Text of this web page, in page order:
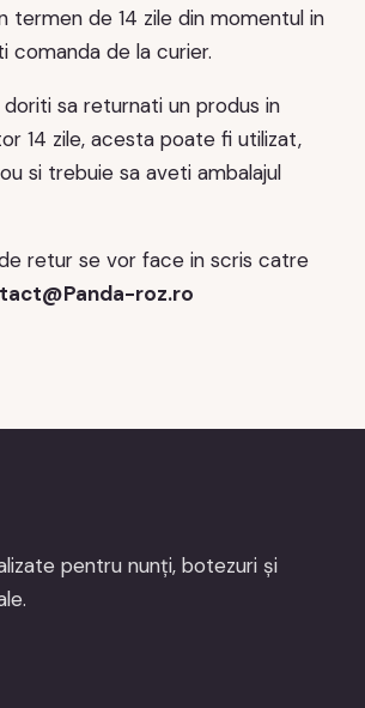
termen de 14 zile din momentul in
comanda de la curier.
sa returnati un produs in
14 zile, acesta poate fi utilizat,
si trebuie sa aveti ambalajul
retur se vor face in scris catre
roz.ro
pentru nunți, botezuri și